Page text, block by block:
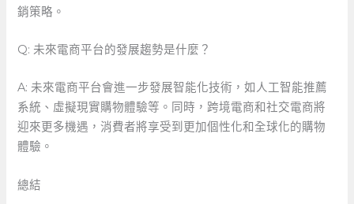
銷策略。
Q: ⁢未來電商平台的發展趨勢是什麼？
A: 未來電商平台會進一步發展智能化技術，如人工智能推薦
系統、虛擬現實購物體驗等。同時，跨境電商和社交電商將
迎來更多機遇，消費者將享受到更加個性化和全球化的購物
體驗。
總結